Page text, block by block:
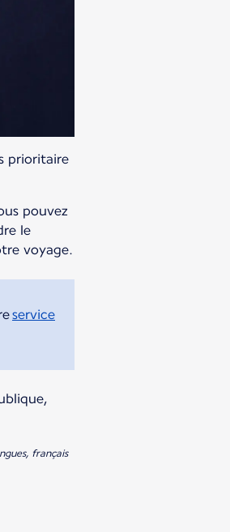
prioritaire
pouvez
le
voyage.
service
français